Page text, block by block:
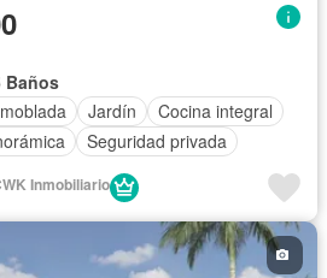
Baños
Jardín
Cocina integral
Seguridad privada
Inmobiliario